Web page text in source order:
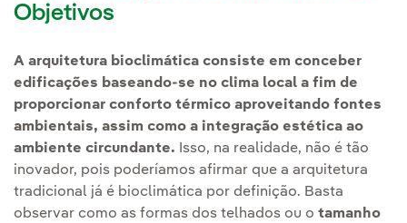
Objetivos
A arquitetura bioclimática consiste em conceber
edificações baseando-se no clima local a fim de
proporcionar conforto térmico aproveitando fontes
ambientais, assim como a integração estética ao
ambiente circundante. Isso, na realidade, não é tão
inovador, pois poderíamos afirmar que a arquitetura
tradicional já é bioclimática por definição. Basta
observar como as formas dos telhados ou o tamanho